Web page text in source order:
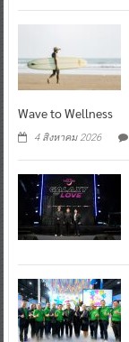
Wave to Wellness
4 สิงหาคม 2026